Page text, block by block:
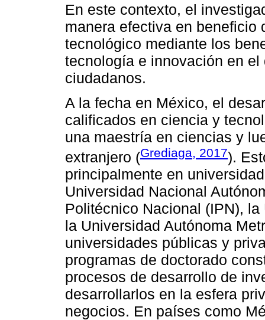
En este contexto, el
manera efectiva en beneficio
tecnológico mediante los
tecnología e innovación en
ciudadanos.
A la fecha en México, el
calificados en ciencia y
una maestría en ciencias y
extranjero (Grediaga, 2017).
principalmente en
Universidad Nacional
Politécnico Nacional (IPN),
la Universidad Autónoma
universidades públicas y
programas de doctorado
procesos de desarrollo de
desarrollarlos en la esfera
negocios. En países como